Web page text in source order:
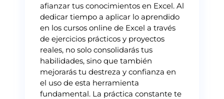
afianzar tus conocimientos en Excel. Al
dedicar tiempo a aplicar lo aprendido
en los cursos online de Excel a través
de ejercicios prácticos y proyectos
reales, no solo consolidarás tus
habilidades, sino que también
mejorarás tu destreza y confianza en
el uso de esta herramienta
fundamental. La práctica constante te